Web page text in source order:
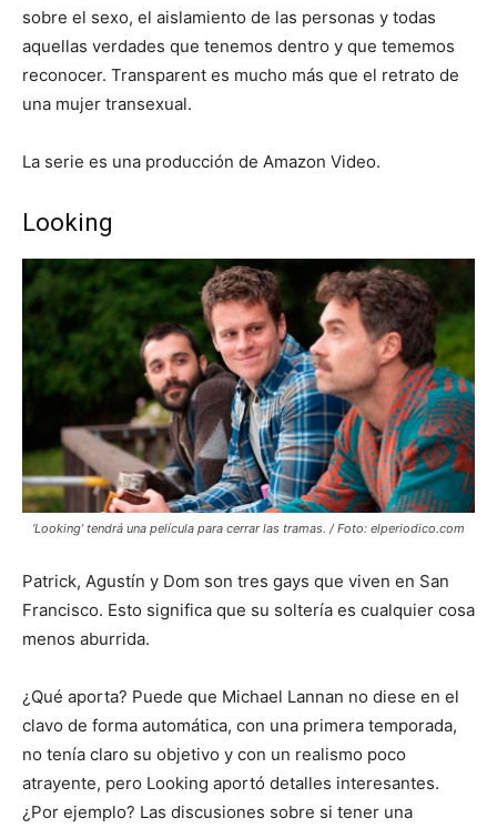
sobre el sexo, el aislamiento de las personas y todas
aquellas verdades que tenemos dentro y que tememos
reconocer. Transparent es mucho más que el retrato de
una mujer transexual.
La serie es una producción de Amazon Video.
Looking
‘Looking’ tendrá una película para cerrar las tramas. / Foto: elperiodico.com
Patrick, Agustín y Dom son tres gays que viven en San
Francisco. Esto significa que su soltería es cualquier cosa
menos aburrida.
¿Qué aporta? Puede que Michael Lannan no diese en el
clavo de forma automática, con una primera temporada,
no tenía claro su objetivo y con un realismo poco
atrayente, pero Looking aportó detalles interesantes.
¿Por ejemplo? Las discusiones sobre si tener una